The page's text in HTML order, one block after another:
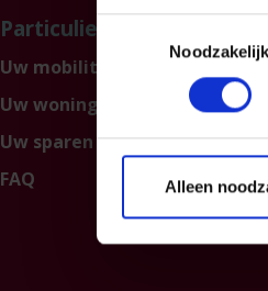
Toestemmingsselectie
Noodzakelijk
Alleen
Particulier
Uw mobiliteit
Uw woning en gezin
Uw sparen en beleggen
FAQ